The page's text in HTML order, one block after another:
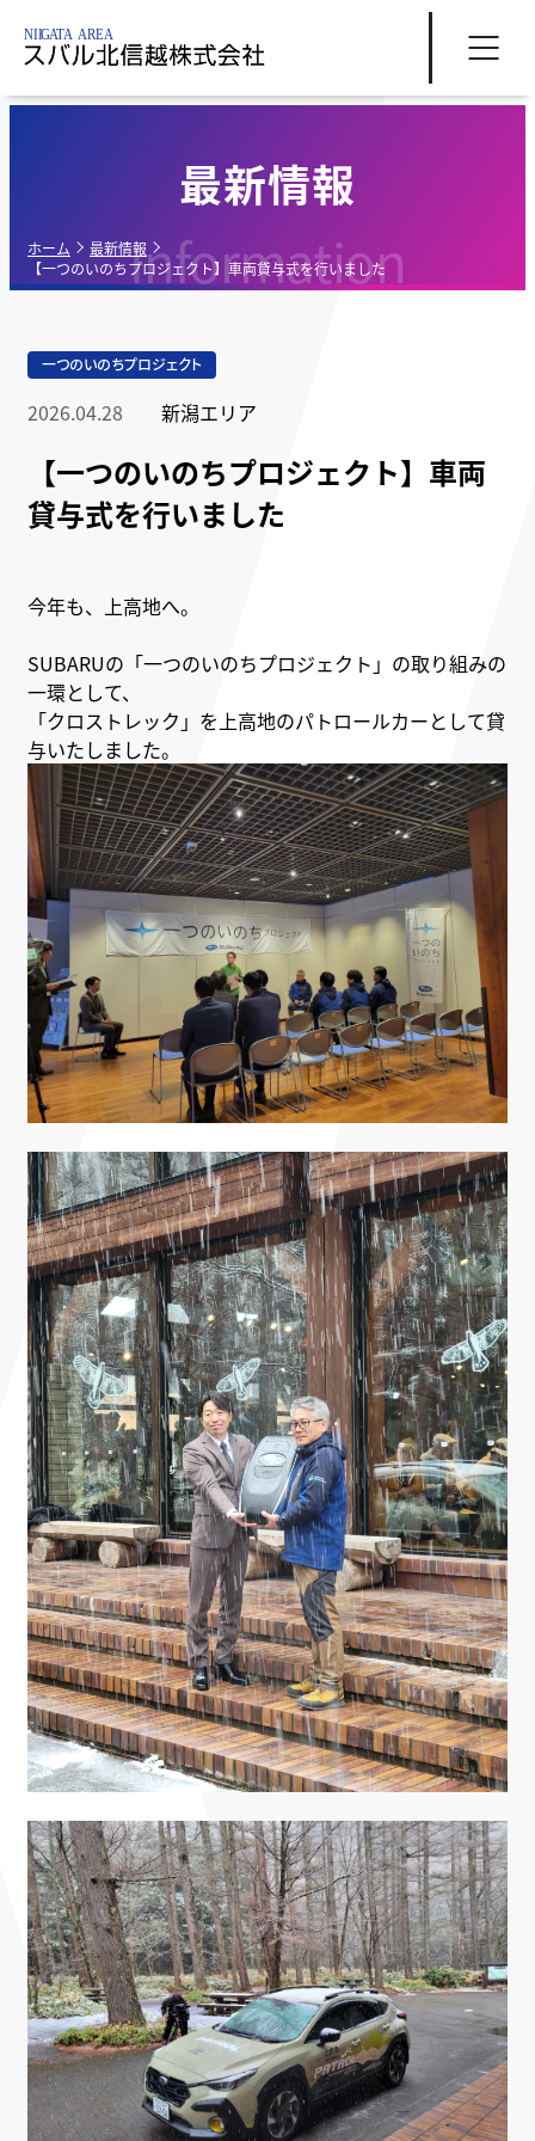
Information
最新情報
ホーム
最新情報
【一つのいのちプロジェクト】車両貸与式を行いました
一つのいのちプロジェクト
2026.04.28 新潟エリア
【一つのいのちプロジェクト】車両
貸与式を行いました
今年も、上高地へ。
SUBARUの「一つのいのちプロジェクト」の取り組みの
一環として、
「クロストレック」を上高地のパトロールカーとして貸
与いたしました。